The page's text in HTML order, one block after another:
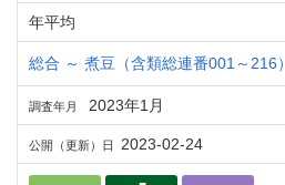
年平均
総合 ～ 煮豆（含類総連番001～216）
調査年月 2023年1月
公開（更新）日 2023-02-24